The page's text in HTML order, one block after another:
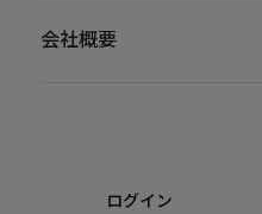
会社概要
ログイン